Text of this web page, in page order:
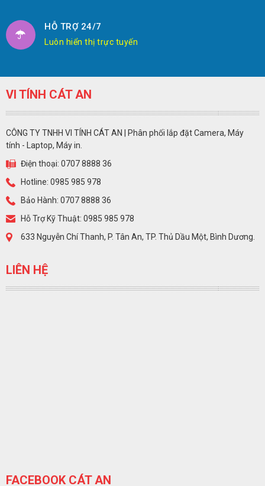
HỖ TRỢ 24/7
Luôn hiển thị trực tuyến
VI TÍNH CÁT AN
CÔNG TY TNHH VI TÍNH CÁT AN | Phân phối lắp đặt Camera, Máy
tính - Laptop, Máy in.
Điện thoại: 0707 8888 36
Hotline: 0985 985 978
Bảo Hành: 0707 8888 36
Hỗ Trợ Kỹ Thuật: 0985 985 978
633 Nguyễn Chí Thanh, P. Tân An, TP. Thủ Dầu Một, Bình Dương.
LIÊN HỆ
FACEBOOK CÁT AN